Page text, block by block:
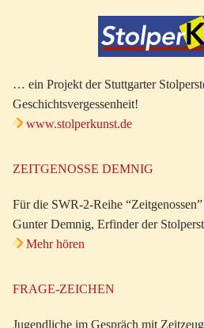
… ein Projekt der Stuttgarter
Geschichtsvergessenheit!
www.stolperkunst.de
ZEITGENOSSE DEMNIG
Für die SWR-2-Reihe
Gunter Demnig, Erfinder der
Mehr hören
FRAGE-ZEICHEN
Jugendliche im Gespräch mit